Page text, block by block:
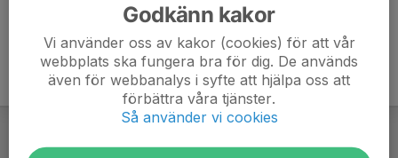
Godkänn kakor
Vi använder oss av kakor (cookies) för att vår
webbplats ska fungera bra för dig. De används
även för webbanalys i syfte att hjälpa oss att
förbättra våra tjänster.
Så använder vi cookies